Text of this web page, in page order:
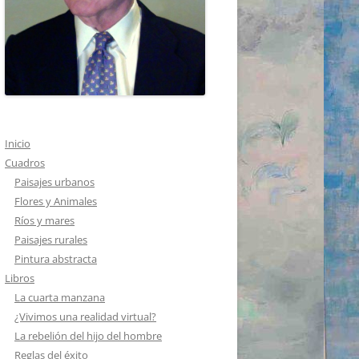
Inicio
Cuadros
Paisajes urbanos
Flores y Animales
Ríos y mares
Paisajes rurales
Pintura abstracta
Libros
La cuarta manzana
¿Vivimos una realidad virtual?
La rebelión del hijo del hombre
Reglas del éxito